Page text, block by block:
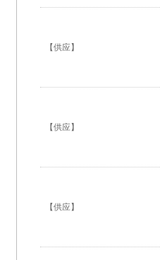
【供应】
【供应】
【供应】